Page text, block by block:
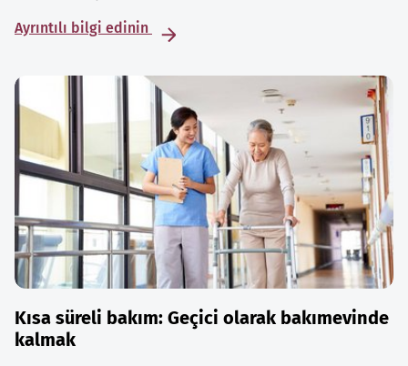
Ayrıntılı bilgi edinin
Kısa süreli bakım: Geçici olarak bakımevinde
kalmak